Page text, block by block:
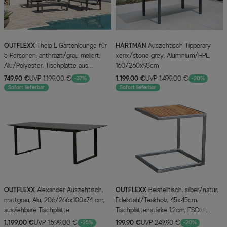
OUTFLEXX
5 Personen, anthrazit/grau meliert,
Alu/Polyester, Tischplatte aus
Milchglas, pulverbeschichtet
749,90 €UVP 1.199,00 € -37%
Sofort lieferbar
HARTMAN
xerix/stone grey, Aluminium/HPL,
160/260x93cm
1.199,00 €UVP 1.499,00 € -20%
Sofort lieferbar
OUTFLEXX
mattgrau, Alu, 206/266x100x74 cm,
ausziehbare Tischplatte
1.199,00 €UVP 1.599,00 € -25%
OUTFLEXX
Edelstahl/Teakholz, 45x45cm,
Tischplattenstärke 1,2cm, FSC®-
zertifiziertes Produkt
199,90 €UVP 249,90 € -20%